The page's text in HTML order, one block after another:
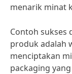
menarik minat
Contoh sukses
produk adalah
menciptakan
packaging